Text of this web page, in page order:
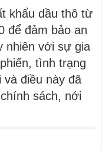
khẩu dầu thô từ
để đảm bảo an
nhiên với sự gia
tình trạng
điều này đã
sách, nới